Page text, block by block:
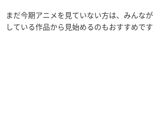
まだ今期アニメを見ていない方は、みんな
している作品から見始めるのもおすすめです